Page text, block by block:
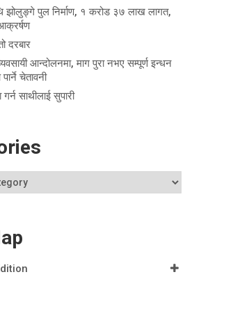
झोलुङ्गे पुल निर्माण, १ करोड ३७ लाख लागत,
दरबार
आन्दोलनमा, माग पुरा नभए सम्पूर्ण इन्धन
चेतावनी
साथीलाई सुपारी